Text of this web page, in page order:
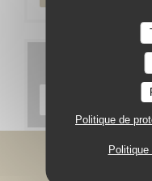
Politique de